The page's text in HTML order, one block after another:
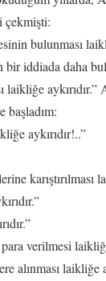
çekmişti:
bulunması
bir iddiada daha
başladım:
aykırıdır!..”
karıştırılması
verilmesi
alınması laikliğe